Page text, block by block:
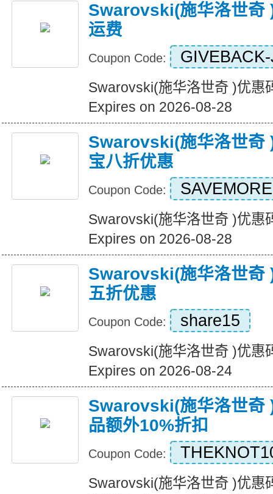
Swarovski(施华洛世奇
运费
Coupon Code:
Swarovski(施华洛世奇 )优惠
Expires on 2026-08-28
Swarovski(施华洛世奇
宝八折优惠
Coupon Code: SAVEMORE
Swarovski(施华洛世奇 )优惠
Expires on 2026-08-28
Swarovski(施华洛世奇
五折优惠
Coupon Code: share15
Swarovski(施华洛世奇 )优惠
Expires on 2026-08-24
Swarovski(施华洛世奇
品额外10%折扣
Coupon Code:
Swarovski(施华洛世奇 )优惠